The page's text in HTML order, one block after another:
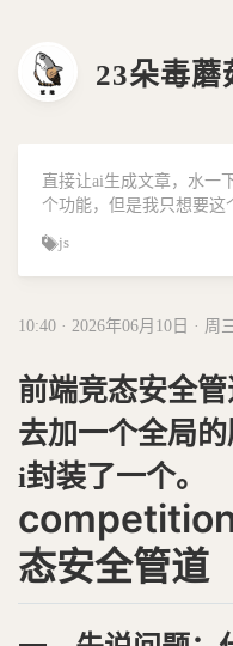
23朵毒蘑
直接让ai生成文章，水一
个功能，但是我只想要这
js
10:40 · 2026年06月10日 · 周
前端竞态安全
去加一个全局
i封装了一个。
态安全管道